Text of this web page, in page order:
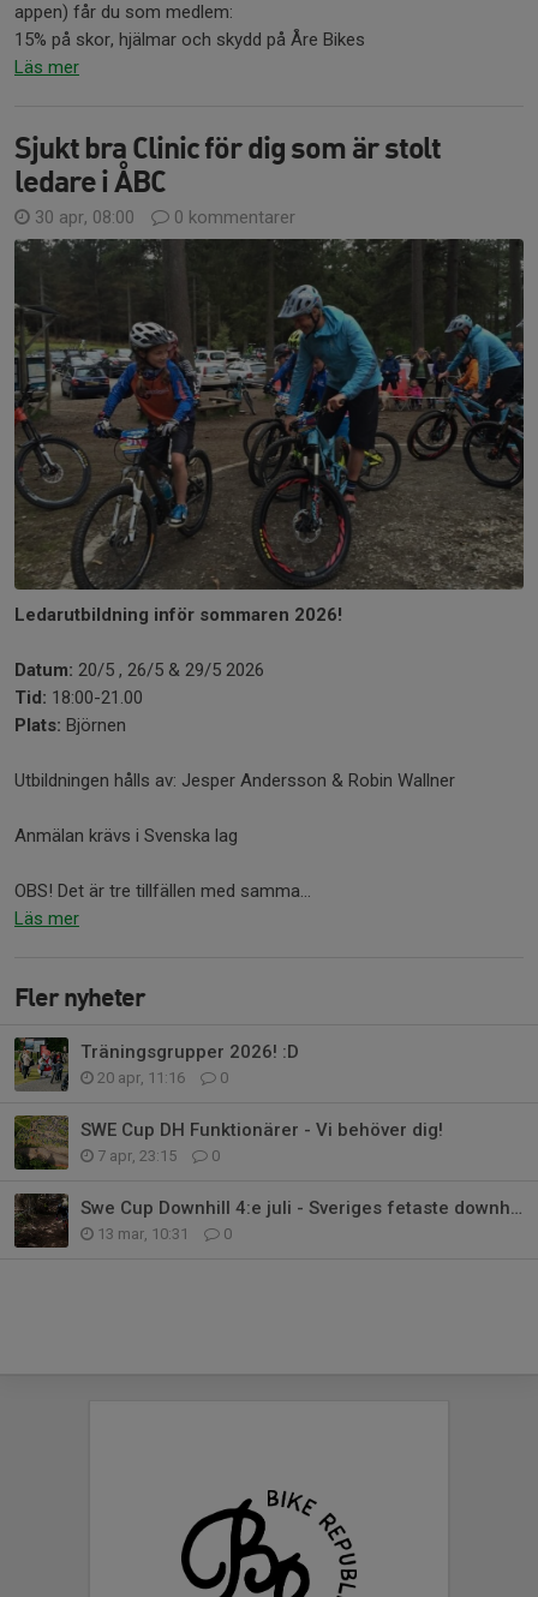
appen) får du som medlem:
15% på skor, hjälmar och skydd på Åre Bikes
Läs mer
Sjukt bra Clinic för dig som är stolt
ledare i ÅBC
30 apr, 08:00 0 kommentarer
Ledarutbildning inför sommaren 2026!
Datum: 20/5 , 26/5 & 29/5 2026
Tid: 18:00-21.00
Plats: Björnen
Utbildningen hålls av: Jesper Andersson & Robin Wallner
Anmälan krävs i Svenska lag
OBS! Det är tre tillfällen med samma...
Läs mer
Fler nyheter
Träningsgrupper 2026! :D
20 apr, 11:16 0
SWE Cup DH Funktionärer - Vi behöver dig!
7 apr, 23:15 0
Swe Cup Downhill 4:e juli - Sveriges fetaste downhilltävling!
13 mar, 10:31 0